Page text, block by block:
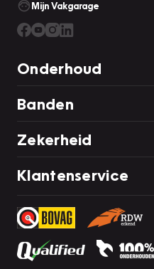
Mijn Vakgarage
Onderhoud
Banden
Zekerheid
Klantenservice